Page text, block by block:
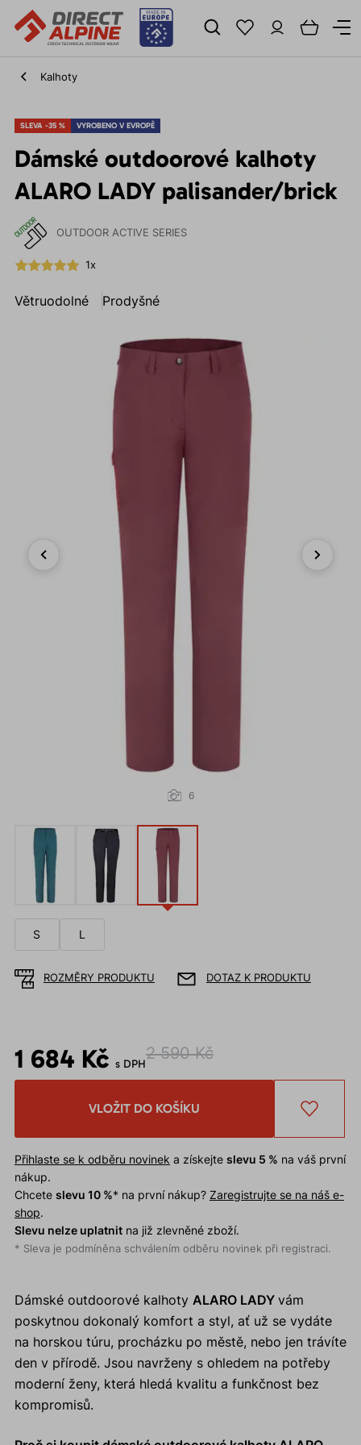
Kalhoty
SLEVA -35 % VYROBENO V EVROPĚ
Dámské outdoorové kalhoty
ALARO LADY palisander/brick
OUTDOOR ACTIVE SERIES
1x
Větruodolné Prodyšné
6
S L
ROZMĚRY PRODUKTU DOTAZ K PRODUKTU
1 684 Kč s DPH
2 590 Kč
VLOŽIT DO KOŠÍKU
Přihlaste se k odběru novinek a získejte slevu 5 % na váš první
nákup.
Chcete slevu 10 %* na první nákup? Zaregistrujte se na náš e-
shop.
Slevu nelze uplatnitna již zlevněné zboží.
* Sleva je podmíněna schválením odběru novinek při registraci.
Dámské outdoorové kalhoty ALARO LADY vám
poskytnou dokonalý komfort a styl, ať už se vydáte
na horskou túru, procházku po městě, nebo jen trávíte
den v přírodě. Jsou navrženy s ohledem na potřeby
moderní ženy, která hledá kvalitu a funkčnost bez
kompromisů.